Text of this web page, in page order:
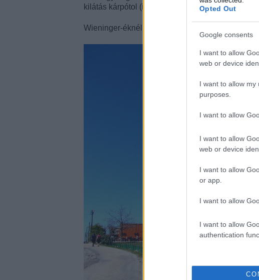
Opted Out
Google consents
I want to allow
web or device
I want to allow
purposes.
I want to allow
I want to allow
web or device
I want to allow
or app.
I want to allow
I want to allow
authentication
kilátás kárpótol (időben az útvonaltervezők
Wieninger-éknél kezdtem, Mayer-éknál zártam a